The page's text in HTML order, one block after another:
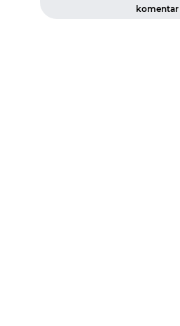
komentar